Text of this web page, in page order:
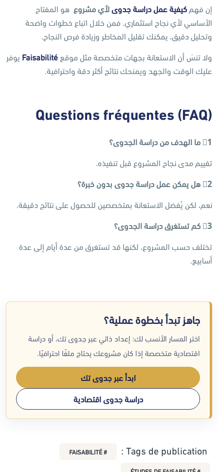
إن فهمكيفية عمل دراسة جدوىلأي مشروع هو المفتاح
الأساسي لأي نجاح استثماري. فمن خلال اتباع خطوات واضحة
وتحليل دقيق، يمكنك تقليل المخاطر وزيادة فرص النجاح.
ولا تنسَ أن الاستعانة بجهات متخصصة مثل موقع Faisabilité يوفر
عليك الوقت والجهد ويمنحك نتائج أكثر دقة واحترافية.
Questions fréquentes (FAQ)
1 ما الهدف من دراسة الجدوى؟
تقييم مدى نجاح المشروع قبل تنفيذه.
2 هل يمكن عمل دراسة جدوى بدون خبرة؟
نعم، لكن يُفضل الاستعانة بمتخصصين للحصول على نتائج دقيقة.
3 كم تستغرق دراسة الجدوى؟
تختلف حسب المشروع، لكنها قد تستغرق من عدة أيام إلى عدة
أسابيع.
جاهز تبدأ بخطوة عملية؟
اختر المسار الأنسب لك: إعداد ذاتي عبر جدوى تك، أو دراسة
اقتصادية متخصصة إذا كان مشروعك يحتاج ملفًا احترافيًا.
ابدأ عبر جدوى تك
دراسة جدوى اقتصادية
Tags de publication :
# FAISABILITÉ